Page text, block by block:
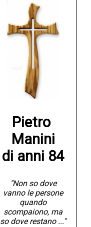
Pietro
Manini
di anni 84
"Non so dove
vanno le persone
quando
scompaiono, ma
so dove restano ..."